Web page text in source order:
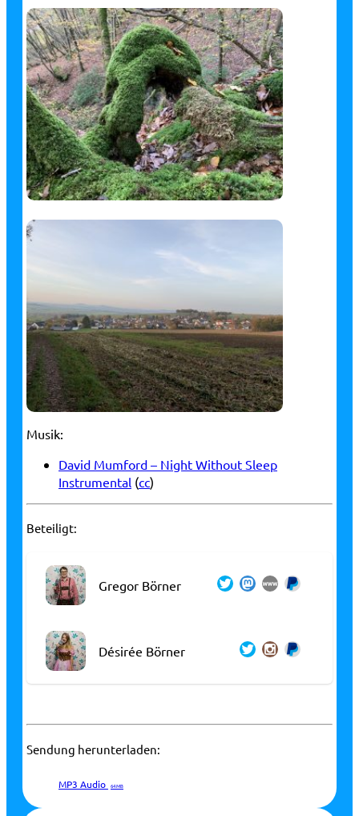
Musik:
David Mumford – Night Without Sleep
Instrumental (cc)
Beteiligt:
Gregor Börner
Désirée Börner
Sendung herunterladen:
MP3 Audio 64 MB